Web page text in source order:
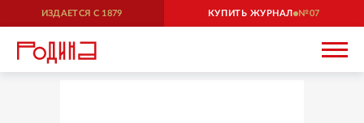
ИЗДАЕТСЯ С 1879 КУПИТЬ ЖУРНАЛ 07